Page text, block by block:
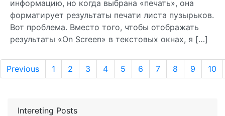
информацию, но когда выбрана «печать», она
форматирует результаты печати листа пузырьков.
Вот проблема. Вместо того, чтобы отображать
результаты «On Screen» в текстовых окнах, я […]
Previous 1 2 3 4 5 6 7 8 9 10
Intereting Posts